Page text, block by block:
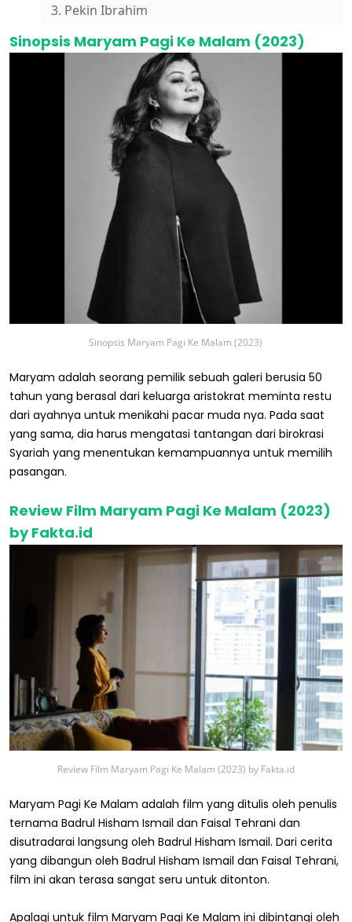
3. Pekin Ibrahim
Sinopsis Maryam Pagi Ke Malam (2023)
Sinopsis Maryam Pagi Ke Malam (2023)
Maryam adalah seorang pemilik sebuah galeri berusia 50
tahun yang berasal dari keluarga aristokrat meminta restu
dari ayahnya untuk menikahi pacar muda nya. Pada saat
yang sama, dia harus mengatasi tantangan dari birokrasi
Syariah yang menentukan kemampuannya untuk memilih
pasangan.
Review Film Maryam Pagi Ke Malam (2023)
by Fakta.id
Review Film Maryam Pagi Ke Malam (2023) by Fakta.id
Maryam Pagi Ke Malam adalah film yang ditulis oleh penulis
ternama Badrul Hisham Ismail dan Faisal Tehrani dan
disutradarai langsung oleh Badrul Hisham Ismail. Dari cerita
yang dibangun oleh Badrul Hisham Ismail dan Faisal Tehrani,
film ini akan terasa sangat seru untuk ditonton.
Apalagi untuk film Maryam Pagi Ke Malam ini dibintangi oleh